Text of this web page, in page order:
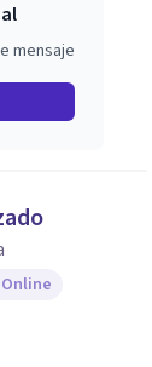
mensaje